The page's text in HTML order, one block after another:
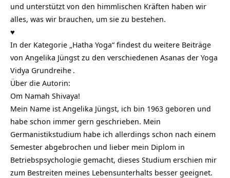
und unterstützt von den himmlischen Kräften haben wir
alles, was wir brauchen, um sie zu bestehen.
♥
In der Kategorie „Hatha Yoga“ findest du weitere Beiträge
von Angelika Jüngst zu den verschiedenen Asanas der Yoga
Vidya Grundreihe .
Über die Autorin:
Om Namah Shivaya!
Mein Name ist Angelika Jüngst, ich bin 1963 geboren und
habe schon immer gern geschrieben. Mein
Germanistikstudium habe ich allerdings schon nach einem
Semester abgebrochen und lieber mein Diplom in
Betriebspsychologie gemacht, dieses Studium erschien mir
zum Bestreiten meines Lebensunterhalts besser geeignet.